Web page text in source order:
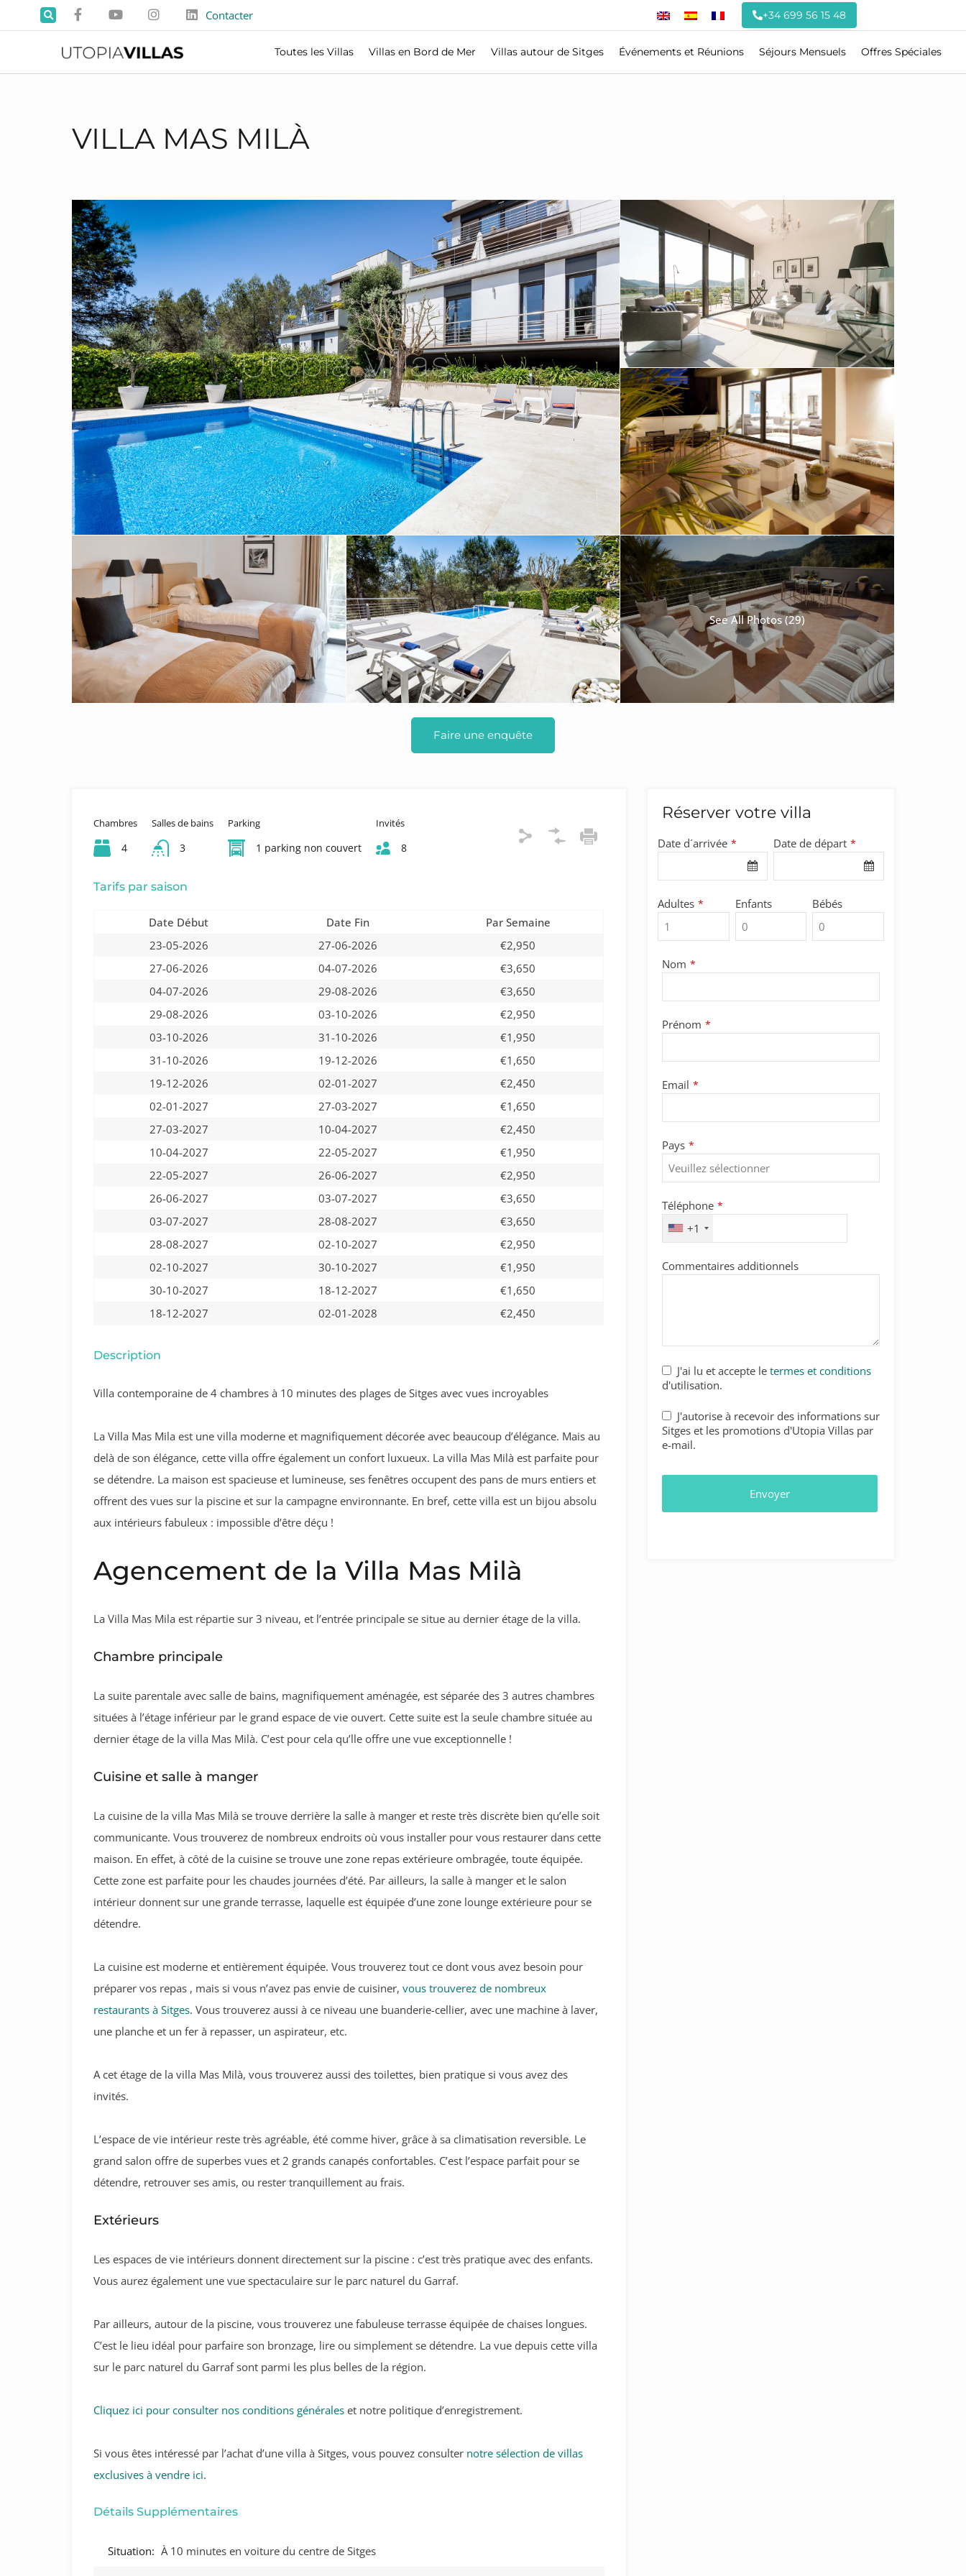
Contacter +34 699 56 15 48
Toutes les Villas Villas en Bord de Mer Villas autour de Sitges Événements et Réunions Séjours Mensuels Offres Spéciales
VILLA MAS MILÀ
See All Photos (29)
Faire une enquête
Chambres
4
Salles de bains
3
Parking
1 parking non couvert
Invités
8
Tarifs par saison
Date Début Date Fin
Par Semaine
23-05-2026
27-06-2026
€2,950
27-06-2026
04-07-2026
€3,650
04-07-2026
29-08-2026
€3,650
29-08-2026
03-10-2026
€2,950
03-10-2026
31-10-2026
€1,950
31-10-2026
19-12-2026
€1,650
19-12-2026
02-01-2027
€2,450
02-01-2027
27-03-2027
€1,650
27-03-2027
10-04-2027
€2,450
10-04-2027
22-05-2027
€1,950
22-05-2027
26-06-2027
€2,950
26-06-2027
03-07-2027
€3,650
03-07-2027
28-08-2027
€3,650
28-08-2027
02-10-2027
€2,950
02-10-2027
30-10-2027
€1,950
30-10-2027
18-12-2027
€1,650
18-12-2027
02-01-2028 €2,450
Description
Villa contemporaine de 4 chambres à 10 minutes des plages de Sitges avec vues incroyables
La Villa Mas Mila est une villa moderne et magnifiquement décorée avec beaucoup d’élégance. Mais au
delà de son élégance, cette villa offre également un confort luxueux. La villa Mas Milà est parfaite pour
se détendre. La maison est spacieuse et lumineuse, ses fenêtres occupent des pans de murs entiers et
offrent des vues sur la piscine et sur la campagne environnante. En bref, cette villa est un bijou absolu
aux intérieurs fabuleux : impossible d’être déçu !
Agencement de la Villa Mas Milà
La Villa Mas Mila est répartie sur 3 niveau, et l’entrée principale se situe au dernier étage de la villa.
Chambre principale
La suite parentale avec salle de bains, magnifiquement aménagée, est séparée des 3 autres chambres
situées à l’étage inférieur par le grand espace de vie ouvert. Cette suite est la seule chambre située au
dernier étage de la villa Mas Milà. C’est pour cela qu’lle offre une vue exceptionnelle !
Cuisine et salle à manger
La cuisine de la villa Mas Milà se trouve derrière la salle à manger et reste très discrète bien qu’elle soit
communicante. Vous trouverez de nombreux endroits où vous installer pour vous restaurer dans cette
maison. En effet, à côté de la cuisine se trouve une zone repas extérieure ombragée, toute équipée.
Cette zone est parfaite pour les chaudes journées d’été. Par ailleurs, la salle à manger et le salon
intérieur donnent sur une grande terrasse, laquelle est équipée d’une zone lounge extérieure pour se
détendre.
La cuisine est moderne et entièrement équipée. Vous trouverez tout ce dont vous avez besoin pour
préparer vos repas , mais si vous n’avez pas envie de cuisiner, vous trouverez de nombreux
restaurants à Sitges. Vous trouverez aussi à ce niveau une buanderie-cellier, avec une machine à laver,
une planche et un fer à repasser, un aspirateur, etc.
A cet étage de la villa Mas Milà, vous trouverez aussi des toilettes, bien pratique si vous avez des
invités.
L’espace de vie intérieur reste très agréable, été comme hiver, grâce à sa climatisation reversible. Le
grand salon offre de superbes vues et 2 grands canapés confortables. C’est l’espace parfait pour se
détendre, retrouver ses amis, ou rester tranquillement au frais.
Extérieurs
Les espaces de vie intérieurs donnent directement sur la piscine : c’est très pratique avec des enfants.
Vous aurez également une vue spectaculaire sur le parc naturel du Garraf.
Par ailleurs, autour de la piscine, vous trouverez une fabuleuse terrasse équipée de chaises longues.
C’est le lieu idéal pour parfaire son bronzage, lire ou simplement se détendre. La vue depuis cette villa
sur le parc naturel du Garraf sont parmi les plus belles de la région.
Cliquez ici pour consulter nos conditions générales et notre politique d’enregistrement.
Si vous êtes intéressé par l’achat d’une villa à Sitges, vous pouvez consulter notre sélection de villas
exclusives à vendre ici.
Détails Supplémentaires
Situation: À 10 minutes en voiture du centre de Sitges
Réserver votre villa
Date d´arrivée * Date de départ *
Email *
Adultes * Enfants Bébés
Nom *
Prénom *
Email *
Pays *
Téléphone *
+1
Commentaires additionnels
J'ai lu et accepte le termes et conditions
d'utilisation.
J'autorise à recevoir des informations sur
Sitges et les promotions d'Utopia Villas par
e-mail.
Envoyer